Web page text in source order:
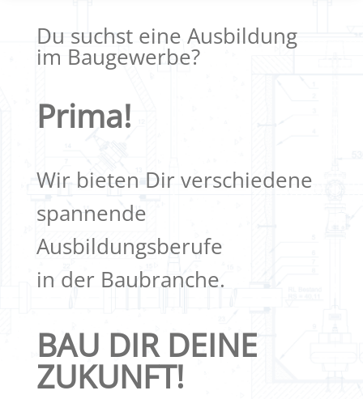
Du suchst eine Ausbildung
im Baugewerbe?
Prima!
Wir bieten Dir verschiedene
spannende
Ausbildungsberufe
in der Baubranche.
BAU DIR DEINE
ZUKUNFT!